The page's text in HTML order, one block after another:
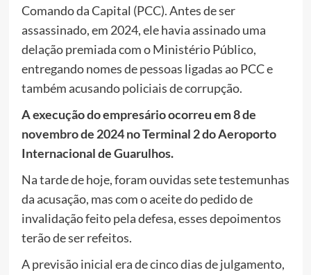
Comando da Capital (PCC). Antes de ser
assassinado, em 2024, ele havia assinado uma
delação premiada com o Ministério Público,
entregando nomes de pessoas ligadas ao PCC e
também acusando policiais de corrupção.
A execução do empresário ocorreu em 8 de
novembro de 2024 no Terminal 2 do Aeroporto
Internacional de Guarulhos.
Na tarde de hoje, foram ouvidas sete testemunhas
da acusação, mas com o aceite do pedido de
invalidação feito pela defesa, esses depoimentos
terão de ser refeitos.
A previsão inicial era de cinco dias de julgamento,